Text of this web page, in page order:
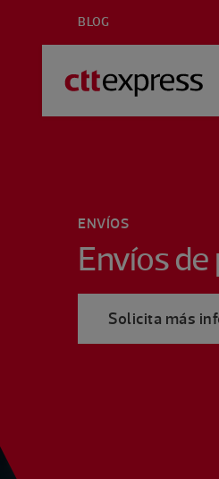
BLOG
ENVÍOS
Envíos
Solicita más